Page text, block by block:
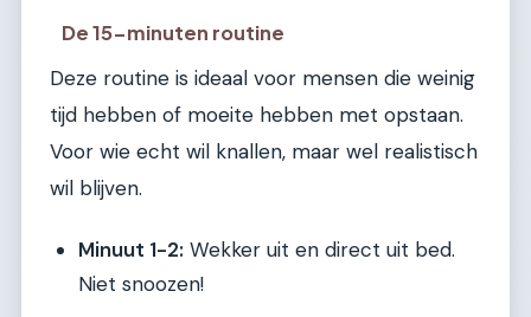
De 15-minuten routine
Deze routine is ideaal voor mensen die weinig
tijd hebben of moeite hebben met opstaan.
Voor wie echt wil knallen, maar wel realistisch
wil blijven.
Minuut 1-2: Wekker uit en direct uit bed.
Niet snoozen!